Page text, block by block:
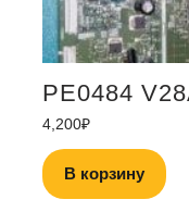
PE0484
4,200₽
В корзину